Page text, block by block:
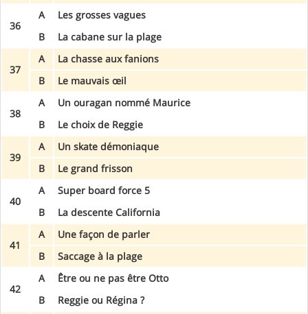
36
A
Les grosses vagues
B
La cabane sur la plage
37
A
La chasse aux fanions
B
Le mauvais œil
38
A
Un ouragan nommé Maurice
B
Le choix de Reggie
39
A
Un skate démoniaque
B
Le grand frisson
40
A
Super board force 5
B
La descente California
41
A
Une façon de parler
B
Saccage à la plage
42
A
Être ou ne pas être Otto
B
Reggie ou Régina ?